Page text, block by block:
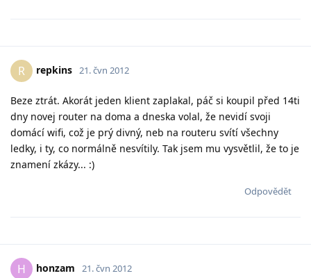
R repkins 21. čvn 2012
Beze ztrát. Akorát jeden klient zaplakal, páč si koupil před 14ti
dny novej router na doma a dneska volal, že nevidí svoji
domácí wifi, což je prý divný, neb na routeru svítí všechny
ledky, i ty, co normálně nesvítily. Tak jsem mu vysvětlil, že to je
znamení zkázy... :)
Odpovědět
H honzam 21. čvn 2012